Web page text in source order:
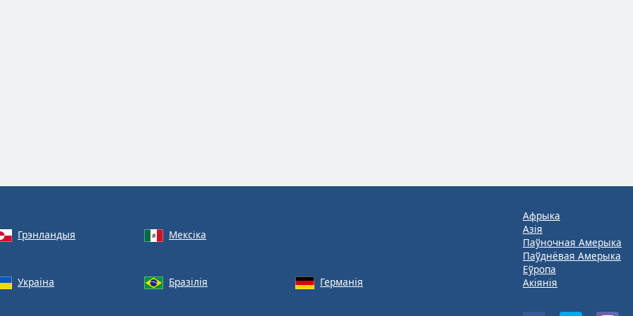
Грэнландыя Мексіка
Украіна Бразілія Германія
Афрыка
Азія
Паўночная Амерыка
Паўднёвая Амерыка
Еўропа
Акіянія